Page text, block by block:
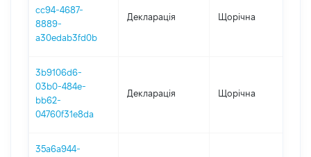
cc94-4687-
8889-
a30edab3fd0b
Декларація Щорічна
3b9106d6-
03b0-484e-
bb62-
04760f31e8da
Декларація Щорічна
35a6a944-